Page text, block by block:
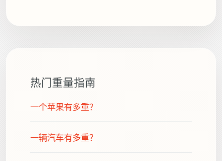
热门重量指南
一个苹果有多重？
一辆汽车有多重？